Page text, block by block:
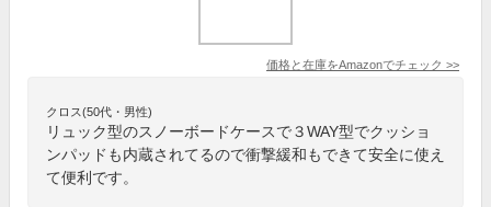
価格と在庫をAmazonでチェック >>
クロス(50代・男性)
リュック型のスノーボードケースで３WAY型でクッショ
ンパッドも内蔵されてるので衝撃緩和もできて安全に使え
て便利です。